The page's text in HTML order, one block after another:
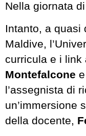
Nella giornata
Intanto, a quasi
Maldive,
curricula e i
Montefalcone e
l’assegnista di
un’immersione
della docente,